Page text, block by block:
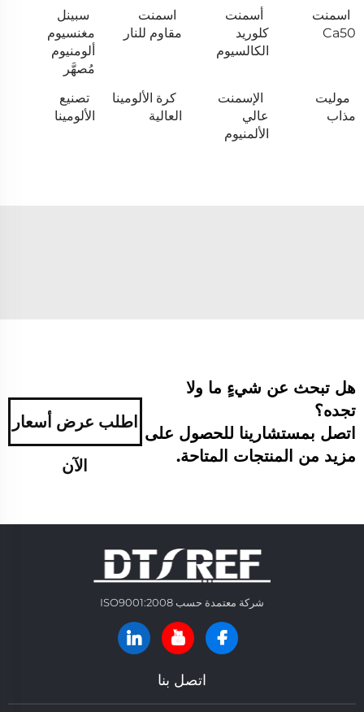
اسمنت
Ca50
أسمنت
كلوريد
الكالسيوم
اسمنت
مقاوم للنار
سبينل
مغنسيوم
ألومنيوم
مُصهَّر
موليت
مذاب
الإسمنت
عالي
الألمنيوم
كرة الألومينا
العالية
تصنيع
الألومينا
هل تبحث عن شيءٍ ما ولا
تجده؟
اتصل بمستشارينا للحصول على
مزيد من المنتجات المتاحة.
اطلب عرض أسعار
الآن
شركة معتمدة حسب ISO9001:2008
اتصل بنا